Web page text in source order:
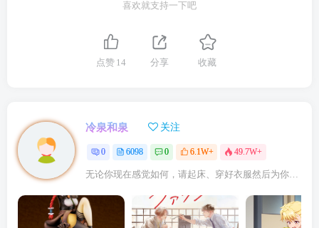
喜欢就支持一下吧
点赞 14 分享 收藏
冷泉和泉 关注
0 6098 0 6.1W+ 49.7W+
无论你现在感觉如何，请起床、穿好衣服然后为你的梦想而奋斗